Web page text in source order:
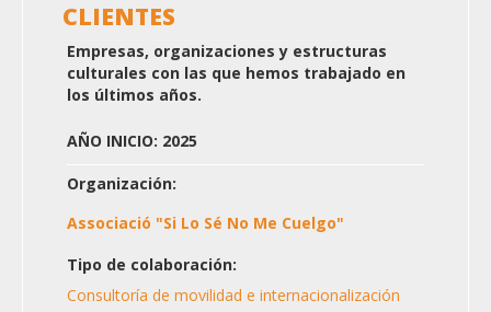
CLIENTES
Empresas, organizaciones y estructuras
culturales con las que hemos trabajado en
los últimos años.
AÑO INICIO: 2025
Organización:
Associació "Si Lo Sé No Me Cuelgo"
Tipo de colaboración:
Consultoría de movilidad e internacionalización